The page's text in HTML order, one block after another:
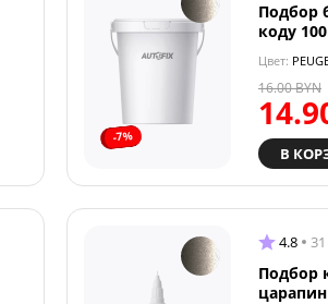
-7%
Подбор
коду
Цвет:
16.00BYN
В
4.8
Подбор